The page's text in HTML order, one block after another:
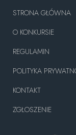
STRONA GŁÓWNA
O KONKURSIE
REGULAMIN
POLITYKA
KONTAKT
ZGŁOSZENIE